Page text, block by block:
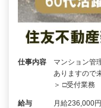
仕事内容
マンション管
ありますので
＞ □受付業務
給与
月給236,000